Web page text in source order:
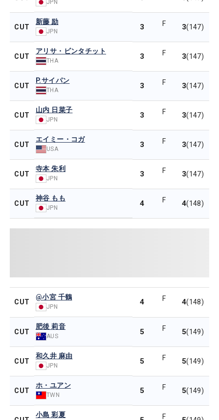
JPN
CUT
新藤 励
JPN 3 F 3(147)
CUT
アリサ・ビンタチット
THA 3 F 3(147)
CUT
P.サイパン
THA 3 F 3(147)
CUT
山内 日菜子
JPN 3 F 3(147)
CUT
エイミー・コガ
USA 3 F 3(147)
CUT
寺本 朱利
JPN 3 F 3(147)
CUT
神谷 もも
JPN 4 F 4(148)
CUT
@小宮 千鶴
JPN
4 F 4(148)
CUT
肥後 莉音
AUS 5 F 5(149)
CUT
和久井 麻由
JPN 5 F 5(149)
CUT
ホ・ユアン
TWN 5 F 5(149)
小島 彩夏 F